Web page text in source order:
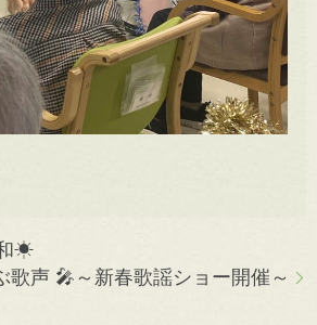
☀
歌声 🎤～新春歌謡ショー開催～